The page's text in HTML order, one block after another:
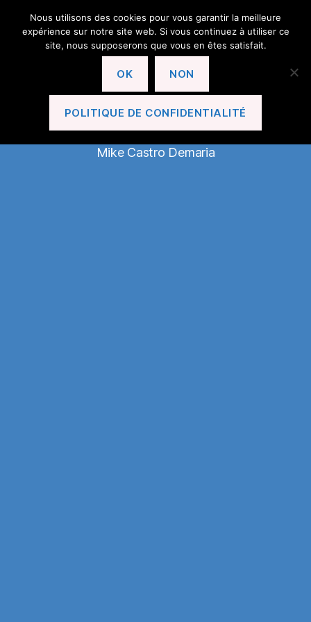
En Avant Le Cannet!
Mike Castro Demaria
Nous utilisons des cookies pour vous garantir la meilleure
expérience sur notre site web. Si vous continuez à utiliser ce
site, nous supposerons que vous en êtes satisfait.
OK NON
POLITIQUE DE CONFIDENTIALITÉ